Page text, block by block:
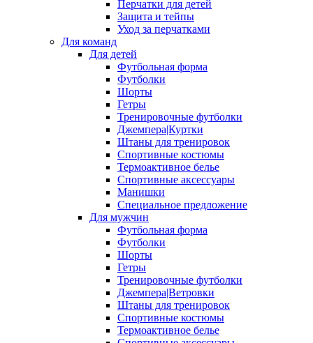
Перчатки для детей
Защита и тейпы
Уход за перчатками
Для команд
Для детей
Футбольная форма
Футболки
Шорты
Гетры
Тренировочные футболки
Джемпера|Куртки
Штаны для тренировок
Спортивные костюмы
Термоактивное белье
Спортивные аксессуары
Манишки
Специальное предложение
Для мужчин
Футбольная форма
Футболки
Шорты
Гетры
Тренировочные футболки
Джемпера|Ветровки
Штаны для тренировок
Спортивные костюмы
Термоактивное белье